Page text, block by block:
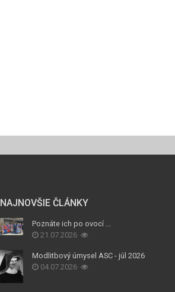
NAJNOVŠIE ČLÁNKY
Poznáte ich po ovocí ...
21.07.2026
Modlitbový úmysel ASC - júl 2026
04.07.2026